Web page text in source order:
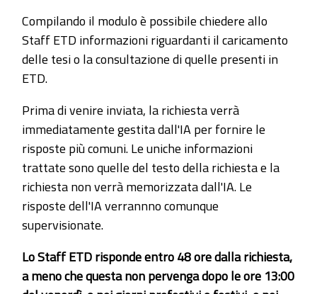
Compilando il modulo è possibile chiedere allo
Staff ETD informazioni riguardanti il caricamento
delle tesi o la consultazione di quelle presenti in
ETD.
Prima di venire inviata, la richiesta verrà
immediatamente gestita dall'IA per fornire le
risposte più comuni. Le uniche informazioni
trattate sono quelle del testo della richiesta e la
richiesta non verrà memorizzata dall'IA. Le
risposte dell'IA verrannno comunque
supervisionate.
Lo Staff ETD risponde entro 48 ore dalla richiesta,
a meno che questa non pervenga dopo le ore 13:00